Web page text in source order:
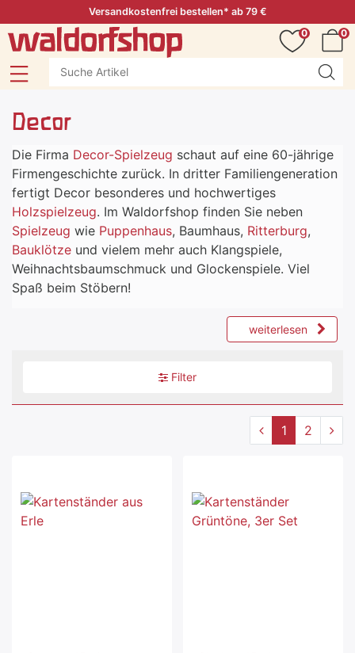
Versandkostenfrei bestellen* ab 79 €
0
0
Decor
Die Firma Decor-Spielzeug schaut auf eine 60-jährige
Firmengeschichte zurück. In dritter Familiengeneration
fertigt Decor besonderes und hochwertiges
Holzspielzeug. Im Waldorfshop finden Sie neben
Spielzeug wie Puppenhaus, Baumhaus, Ritterburg,
Bauklötze und vielem mehr auch Klangspiele,
Weihnachtsbaumschmuck und Glockenspiele. Viel
Spaß beim Stöbern!
weiterlesen
Filter
1 2